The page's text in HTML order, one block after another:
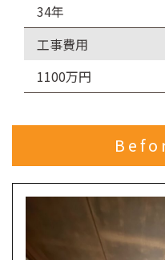
34年
工事費用
1100万円